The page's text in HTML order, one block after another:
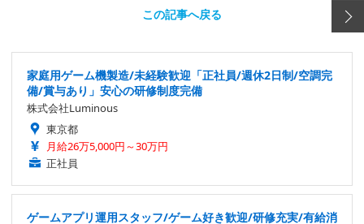
この記事へ戻る
家庭用ゲーム機製造/未経験歓迎「正社員/週休2日制/空調完
備/賞与あり」安心の研修制度完備
株式会社Luminous
東京都
月給26万5,000円～30万円
正社員
ゲームアプリ運用スタッフ/ゲーム好き歓迎/研修充実/有給消